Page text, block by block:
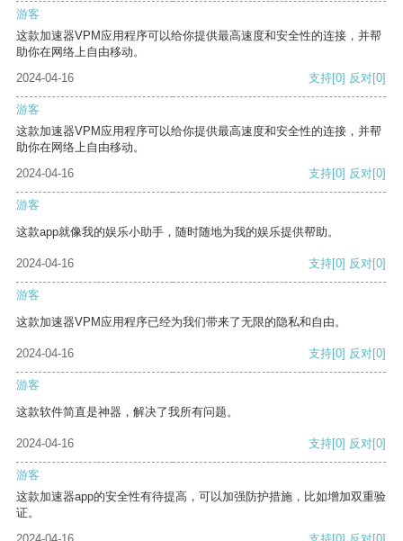
游客
这款加速器VPM应用程序可以给你提供最高速度和安全性的连接，并帮
助你在网络上自由移动。
2024-04-16
支持[0] 反对[0]
游客
这款加速器VPM应用程序可以给你提供最高速度和安全性的连接，并帮
助你在网络上自由移动。
2024-04-16
支持[0] 反对[0]
游客
这款app就像我的娱乐小助手，随时随地为我的娱乐提供帮助。
2024-04-16 支持[0] 反对[0]
游客
这款加速器VPM应用程序已经为我们带来了无限的隐私和自由。
2024-04-16 支持[0] 反对[0]
游客
这款软件简直是神器，解决了我所有问题。
2024-04-16 支持[0] 反对[0]
游客
这款加速器app的安全性有待提高，可以加强防护措施，比如增加双重验
证。